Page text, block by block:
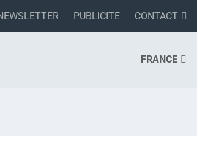
PUBLICITE CONTACT
FRANCE